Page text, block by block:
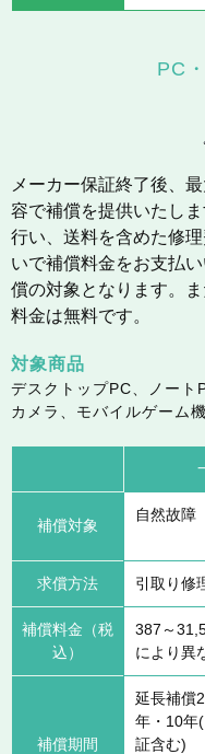
PC
メーカー保証終了後、
容で補償を提供いたし
行い、送料を含めた修
いで補償料金をお支払
償の対象となります。
料金は無料です。
対象商品
デスクトップPC、ノート
カメラ、モバイルゲーム機
補償対象
自然故障
求償方法 引取り修
補償料金（税
込）
387～
により異
補償期間
延長補償
年・10年
証含む)